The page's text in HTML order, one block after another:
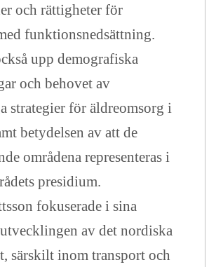
och rättigheter för
funktionsnedsättning.
upp demografiska
och behovet av
strategier för äldreomsorg i
betydelsen av att de
områdena representeras i
presidium.
fokuserade i sina
av det nordiska
särskilt inom transport och